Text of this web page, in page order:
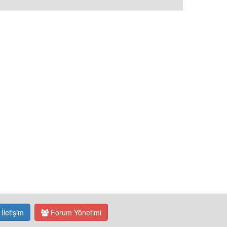
İletişim Forum Yönetimi